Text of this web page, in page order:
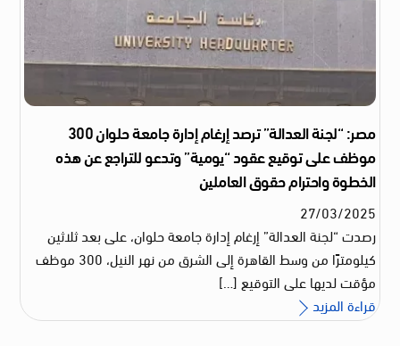
مصر: “لجنة العدالة” ترصد إرغام إدارة جامعة حلوان 300
موظف على توقيع عقود “يومية” وتدعو للتراجع عن هذه
الخطوة واحترام حقوق العاملين
27/03/2025
رصدت “لجنة العدالة” إرغام إدارة جامعة حلوان، على بعد ثلاثين
كيلومترًا من وسط القاهرة إلى الشرق من نهر النيل، 300 موظف
مؤقت لديها على التوقيع […]
قراءة المزيد